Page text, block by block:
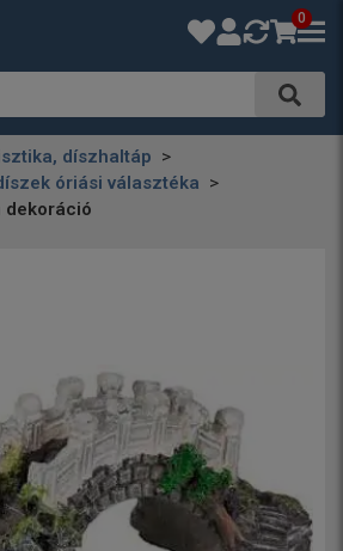
0
díszhaltáp
óriási választéka
dekoráció